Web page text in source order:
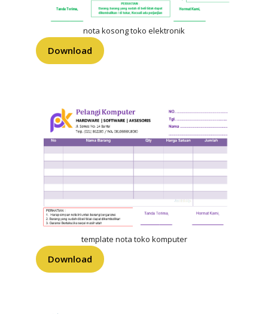
nota kosong toko elektronik
Download
template nota toko komputer
Download